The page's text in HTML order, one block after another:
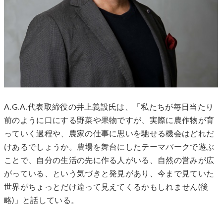
A.G.A.代表取締役の井上義設氏は、「私たちが毎日当たり
前のように口にする野菜や果物ですが、実際に農作物が育
っていく過程や、農家の仕事に思いを馳せる機会はどれだ
けあるでしょうか。農場を舞台にしたテーマパークで遊ぶ
ことで、自分の生活の先に作る人がいる、自然の営みが広
がっている、という気づきと発見があり、今まで見ていた
世界がちょっとだけ違って見えてくるかもしれません(後
略)」と話している。